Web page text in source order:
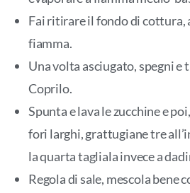
Fai ritirare il fondo di cottura,
fiamma.
Una volta asciugato, spegni e
Coprilo.
Spunta e lava le zucchine e
fori larghi, grattugiane tre
la quarta tagliala invece a
Regola di sale, mescola bene